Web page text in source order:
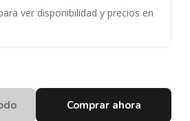
ver disponibilidad y precios en
Comprar ahora